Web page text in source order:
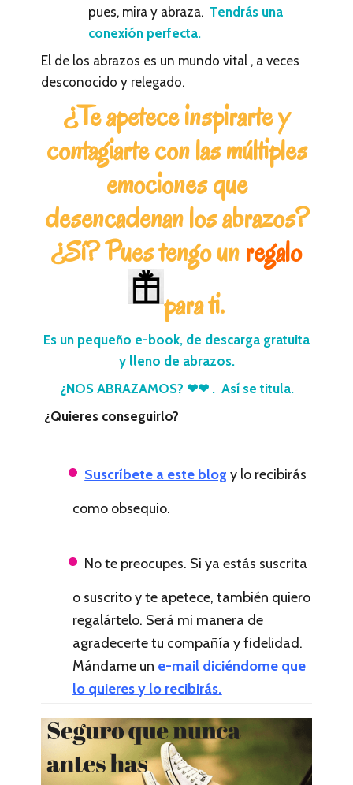
pues, mira y abraza. Tendrás una
conexión perfecta.
El de los abrazos es un mundo vital , a veces
desconocido y relegado.
¿Te apetece inspirarte y
contagiarte con las múltiples
emociones que
desencadenan los abrazos?
¿Sí? Pues tengo unregalo
para ti.
Es un pequeño e-book, de descarga gratuita
y lleno de abrazos.
¿NOS ABRAZAMOS? ❤❤ . Así se titula.
¿Quieres conseguirlo?
Suscríbete a este blog y lo recibirás
como obsequio.
No te preocupes. Si ya estás suscrita
o suscrito y te apetece, también quiero
regalártelo. Será mi manera de
agradecerte tu compañía y fidelidad.
Mándame un e-mail diciéndome que
lo quieres y lo recibirás.